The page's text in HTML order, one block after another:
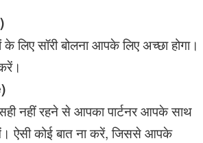
सॉरी बोलना आपके लिए अच्छा होगा।
नहीं रहने से आपका पार्टनर आपके साथ
ऐसी कोई बात ना करें, जिससे आपके